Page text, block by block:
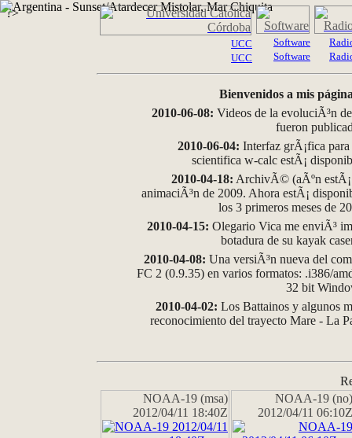
?>
UCC
UCC
Software
Software
Bienvenidos a mis
2010-06-08: Videos de la evoluciÃ³n
fueron
2010-06-04: Interfaz grÃ¡fica
scientifica w-calc estÃ¡
2010-04-18: ArchivÃ© (aÃºn
animaciÃ³n de 2009. Ahora estÃ¡
los 3 primeros meses de
2010-04-15: Olegario Vica me enviÃ³
botadura de su kayak
2010-04-08: Una versiÃ³n nueva del
FC 2 (0.9.35) en varios formatos: .i386/
32 bit
2010-04-02: Los Battainos y algunos
reconocimiento del trayecto Mare - La
NOAA-19 (msa)
2012/04/11 18:40Z
NOAA-19 (no)
2012/04/11 06:10Z